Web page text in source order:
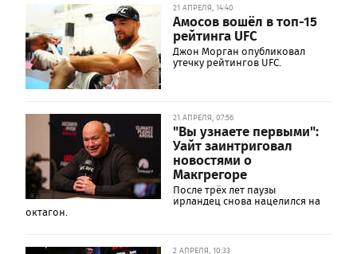
21 АПРЕЛЯ, 14:40
Амосов вошёл в топ-15
рейтинга UFC
Джон Морган опубликовал
утечку рейтингов UFC.
21 АПРЕЛЯ, 07:56
"Вы узнаете первыми":
Уайт заинтриговал
новостями о
Макгрегоре
После трёх лет паузы
ирландец снова нацелился на
октагон.
2 АПРЕЛЯ, 10:33